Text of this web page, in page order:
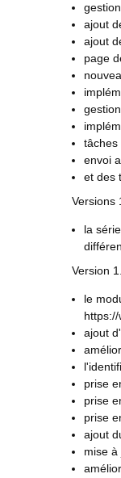
ajout
ajout
page
tâches
envoi
et des
Versions
la
Version
le
ajout
prise
prise
prise
ajout
mise